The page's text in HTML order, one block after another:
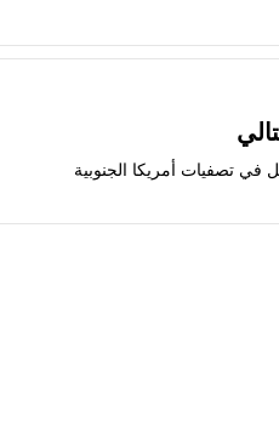
في تصفيات أمريكا الجنوبية